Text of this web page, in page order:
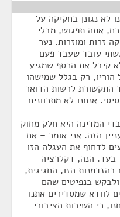
לא נגונן בחקיקה על
אתה תפגוש, מבלי
זרות ומוזרות. נער
עובד שעבד פעם
קיבל את הכסף שמגיע
רק בגלל שמישהו
לרשות הדואר
אנחנו לא מתכוונים
המדינה היא חלק מחוק
הזה. אני אומר – אם
לדחוף את העגלה הזו
בעד. הנה, דקלרציה –
בהזדמנות הזו, החגיגית,
בנפיטים שהם
לוודא שמסדירים אתנו
כי השירות הציבורי